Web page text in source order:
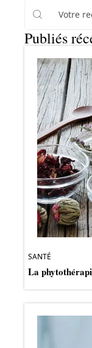
Publiés
SANTÉ
La